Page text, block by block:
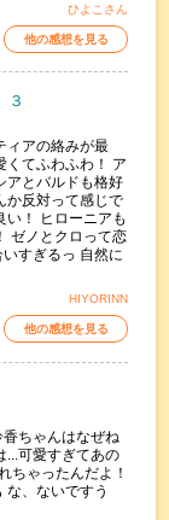
ひよこさん
他の感想を見る
３
ィアの絡みが最
くてふわふわ！ ア
アとバルドも格好
か反対って感じで
い！ ヒローニアも
ゼノとクロって恋
すぎるっ 自然に
HIYORINN
他の感想を見る
ちゃんはなぜね
...可愛すぎてあの
ちゃったんだよ！
な、ないですう